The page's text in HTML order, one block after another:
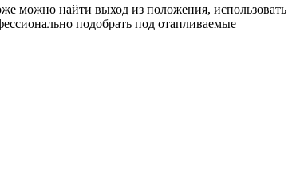
можно найти выход из положения, использовать
подобрать под отапливаемые